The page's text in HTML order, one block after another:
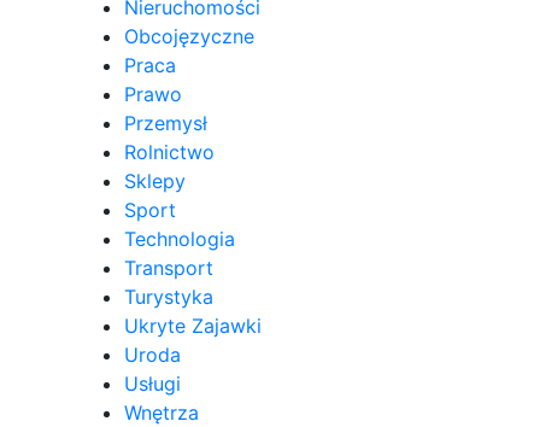
Nieruchomości
Obcojęzyczne
Praca
Prawo
Przemysł
Rolnictwo
Sklepy
Sport
Technologia
Transport
Turystyka
Ukryte Zajawki
Uroda
Usługi
Wnętrza